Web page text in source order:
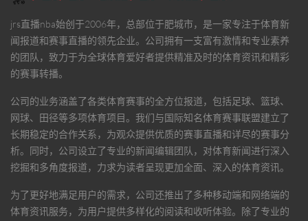
jrs直播nba始创于2006年，总部位于肥城市，是一家专注于体育新
闻报道和赛事直播的领先企业。公司拥有一支富有激情和专业素养
的团队，致力于为全球体育爱好者提供精准及时的体育资讯和精彩
的赛事转播。
公司的业务涵盖了各类体育赛事的全方位报道，包括足球、篮球、
网球、田径等多项体育项目。我们与国际知名体育赛事联盟建立了
长期稳定的合作关系，为观众提供优质的赛事直播和详尽的赛事分
析。同时，公司设立了专业的新闻编辑团队，对体育新闻进行深入
挖掘和多角度报道，力求为读者呈现更加全面、深入的体育资讯。
为了更好地满足用户的需求，公司还推出了多种移动端和网络端的
体育资讯服务，为用户提供多样化的阅读和收听体验。除了专业的